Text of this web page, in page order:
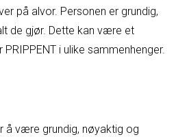
på alvor. Personen er grundig,
de gjør. Dette kan være et
i ulike sammenhenger.
å være grundig, nøyaktig og